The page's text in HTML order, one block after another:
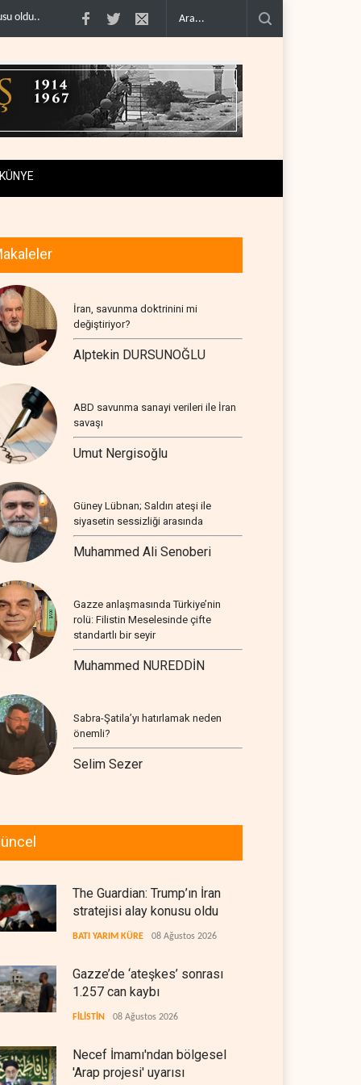
kaybı.. ABD’nin onlarca savaş uçağı da yetmedi: Hürmüz’de ..
KÜNYE
İran, savunma doktrinini mi
değiştiriyor?
Alptekin DURSUNOĞLU
ABD savunma sanayi verileri ile İran
savaşı
Umut Nergisoğlu
Güney Lübnan; Saldırı ateşi ile
siyasetin sessizliği arasında
Muhammed Ali Senoberi
Gazze anlaşmasında Türkiye’nin
rolü: Filistin Meselesinde çifte
standartlı bir seyir
Muhammed NUREDDİN
Sabra-Şatila’yı hatırlamak neden
önemli?
Selim Sezer
The Guardian: Trump’ın İran
stratejisi alay konusu oldu
BATI YARIM KÜRE 08 Ağustos 2026
Gazze’de ‘ateşkes’ sonrası
1.257 can kaybı
FİLİSTİN 08 Ağustos 2026
Necef İmamı'ndan bölgesel
'Arap projesi' uyarısı